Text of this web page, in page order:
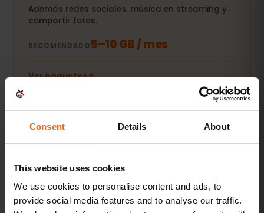
Consent Details About
This website uses cookies
We use cookies to personalise content and ads, to
provide social media features and to analyse our traffic.
Además redes sociales, música en streaming y
compartir fotos.
RECOMENDADO5–10 GB / mes
Ver paquetes
Streaming y hotspot
Vídeos, videollamadas y conexión para tu
20 GB+ o Ilimitado
Ver paquetes